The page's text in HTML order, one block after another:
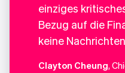
einziges
Bezug auf die
keine
Clayton Cheung,